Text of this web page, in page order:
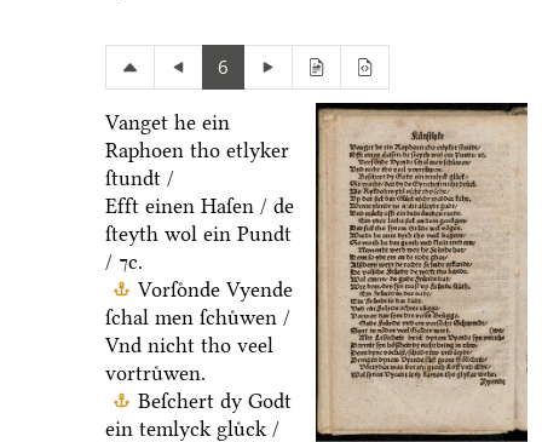
6
Vanget he ein
Raphoen tho etlyker
ſtundt /
Efft einen Haſen / de
ſteyth wol ein Pundt
/ ⁊c.
Vorſoͤnde Vyende
ſchal men ſchuͤwen /
Vnd nicht tho veel
vortruͤwen.
Beſchert dy Godt
ein temlyck gluͤck /